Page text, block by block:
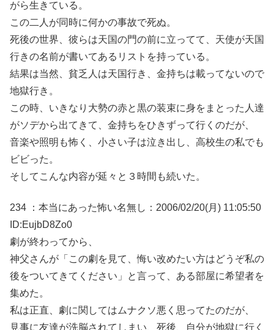
がら生きている。
この二人が同時に何かの事故で死ぬ。
死後の世界、彼らは天国の門の前に立ってて、天使が天国
行きの名前が書いてあるリストを持っている。
結果は当然、貧乏人は天国行き、金持ちは載ってないので
地獄行き。
この時、いきなり大勢の赤と黒の装束に身をまとった人達
がソデから出てきて、金持ちをひきずって行くのだが、
音楽や照明も怖く、小さい子は泣き出し、高校生の私でも
ビビった。
そしてこんな内容が延々と３時間も続いた。
234 ：本当にあった怖い名無し：2006/02/20(月) 11:05:50
ID:EujbD8Zo0
劇が終わってから、
神父さんが「この劇を見て、悔い改めたい方はどうぞ私の
後をついてきてください」と言って、ある部屋に希望者を
集めた。
私は正直、劇に関してはムナクソ悪く思ってたのだが、
見事に友達が洗脳されてしまい、死後、自分が地獄に行く